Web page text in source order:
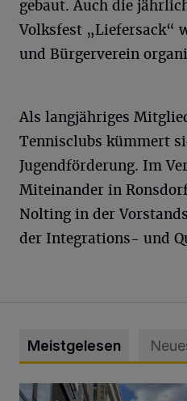
gebaut. Auch die
Volksfest „Liefersack“
und Bürgerverein
Als langjähriges
Tennisclubs kümmert
Jugendförderung. Im
Miteinander in
Nolting in der
der Integrations- und
Meistgelesen
Ein Unzustand und Skandal